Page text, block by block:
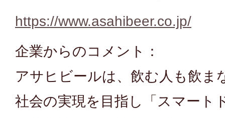
https://www.asahibeer.co.jp/
企業からのコメント：
アサヒビールは、飲む人も飲ま
社会の実現を目指し「スマート